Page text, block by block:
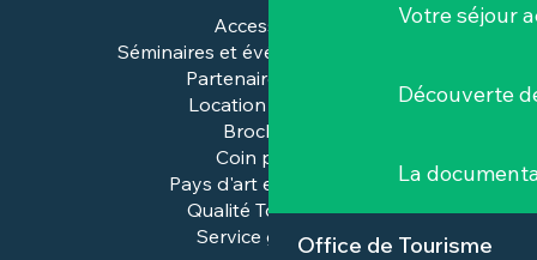
Votre séjour
Découverte
La
Office de Tourisme
Accessibilité
Séminaires et événements pros
Partenaires & pros
Location de salles
Brochures
Coin presse
Pays d'art et d'histoire
Qualité Tourisme™
Service groupes